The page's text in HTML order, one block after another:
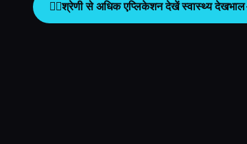
👩‍⚕️श्रेणी से अधिक एप्लिकेशन देखेंस्वास्थ्य देखभाल